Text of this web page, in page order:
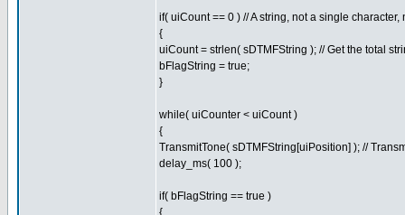
if( uiCount == 0 ) // A string, not a single
{
uiCount = strlen( sDTMFString ); // Get the total
bFlagString = true;
}
while( uiCounter < uiCount )
{
TransmitTone( sDTMFString[uiPosition] ); //
delay_ms( 100 );
if( bFlagString == true )
{